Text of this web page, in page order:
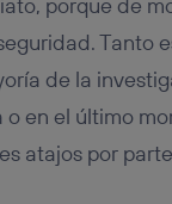
Tanto
de la
en el último
atajos por